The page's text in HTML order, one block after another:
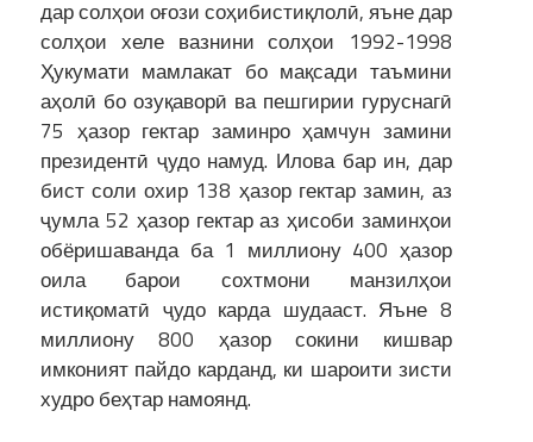
дар солҳои оғози соҳибистиқлолӣ, яъне дар
солҳои хеле вазнини солҳои 1992-1998
Ҳукумати мамлакат бо мақсади таъмини
аҳолӣ бо озуқаворӣ ва пешгирии гуруснагӣ
75 ҳазор гектар заминро ҳамчун замини
президентӣ ҷудо намуд. Илова бар ин, дар
бист соли охир 138 ҳазор гектар замин, аз
ҷумла 52 ҳазор гектар аз ҳисоби заминҳои
обёришаванда ба 1 миллиону 400 ҳазор
оила барои сохтмони манзилҳои
истиқоматӣ ҷудо карда шудааст. Яъне 8
миллиону 800 ҳазор сокини кишвар
имконият пайдо карданд, ки шароити зисти
худро беҳтар намоянд.